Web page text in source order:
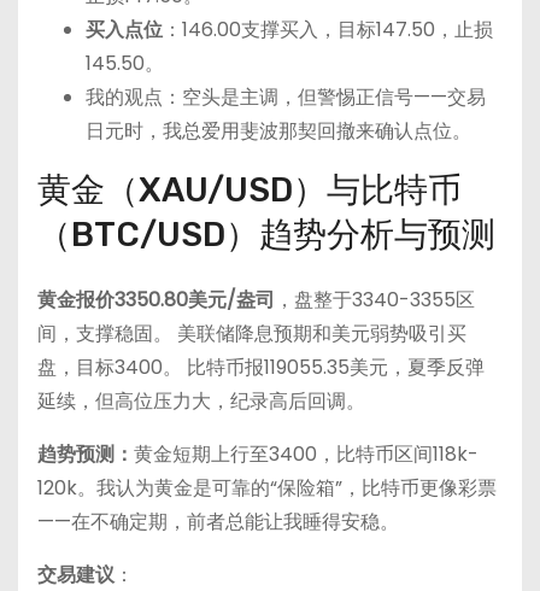
买入点位 ：146.00支撑买入，目标147.50，止损
145.50。
我的观点：空头是主调，但警惕正信号——交易
日元时，我总爱用斐波那契回撤来确认点位。
黄金（XAU/USD）与比特币
（BTC/USD）趋势分析与预测
黄金报价3350.80美元/盎司 ，盘整于3340-3355区
间，支撑稳固。 美联储降息预期和美元弱势吸引买
盘，目标3400。 比特币报119055.35美元，夏季反弹
延续，但高位压力大，纪录高后回调。
趋势预测： 黄金短期上行至3400，比特币区间118k-
120k。我认为黄金是可靠的“保险箱”，比特币更像彩票
——在不确定期，前者总能让我睡得安稳。
交易建议：